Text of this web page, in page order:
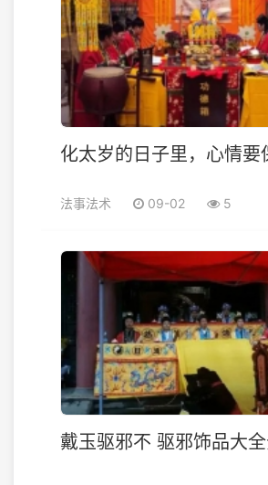
化太岁的日子里，心情要
法事法术 09-02 5
戴玉驱邪不 驱邪饰品大